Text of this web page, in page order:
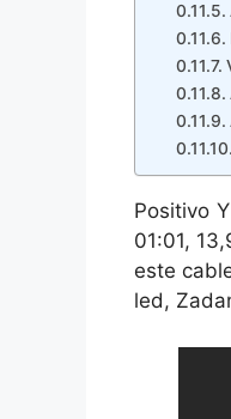
Positivo
01:01,
este
led,